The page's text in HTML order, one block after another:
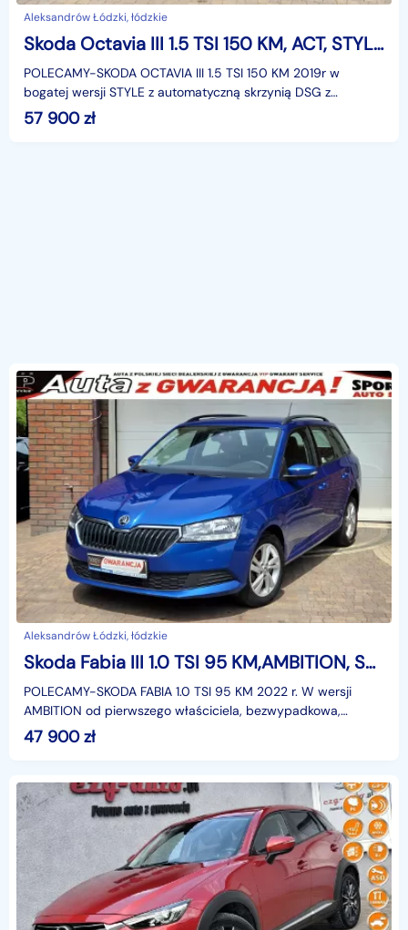
Aleksandrów Łódzki, łódzkie
Skoda Octavia III 1.5 TSI 150 KM, ACT, STYLE DSG, Salon PL,F.VAT23,leasing, bezwypadko
POLECAMY-SKODA OCTAVIA III 1.5 TSI 150 KM 2019r w
bogatej wersji STYLE z automatyczną skrzynią DSG z
przebiegiem 136 tys.km !! - rzeczywistym , w 100%
bezwypadk
57 900zł
Aleksandrów Łódzki, łódzkie
Skoda Fabia III 1.0 TSI 95 KM,AMBITION, Salon PL,F.VAT23% Bezwypadkowa
POLECAMY-SKODA FABIA 1.0 TSI 95 KM 2022 r. W wersji
AMBITION od pierwszego właściciela, bezwypadkowa,
serwisowana , W pięknym kolorze- niebieski metalicKupion
47 900zł